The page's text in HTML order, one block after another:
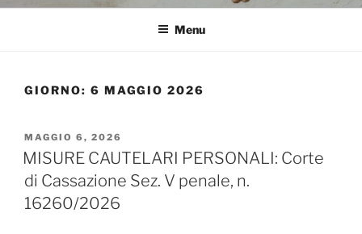
Menu
GIORNO: 6 MAGGIO 2026
PUBBLICATO
IL
MAGGIO 6, 2026
MISURE CAUTELARI PERSONALI: Corte
di Cassazione Sez. V penale, n.
16260/2026